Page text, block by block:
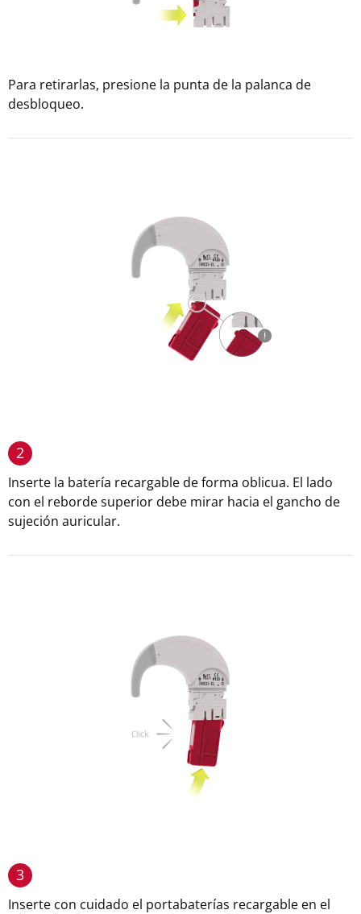
Para retirarlas, presione la punta de la palanca de
desbloqueo.
2
Inserte la batería recargable de forma oblicua. El lado
con el reborde superior debe mirar hacia el gancho de
sujeción auricular.
3
Inserte con cuidado el portabaterías recargable en el